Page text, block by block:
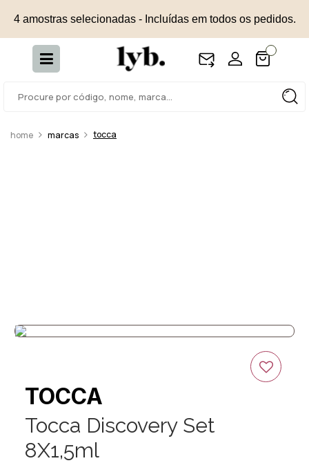
4 amostras selecionadas - Incluídas em todos os pedidos.
marcas tocca
TOCCA
Tocca Discovery Set
8X1,5ml